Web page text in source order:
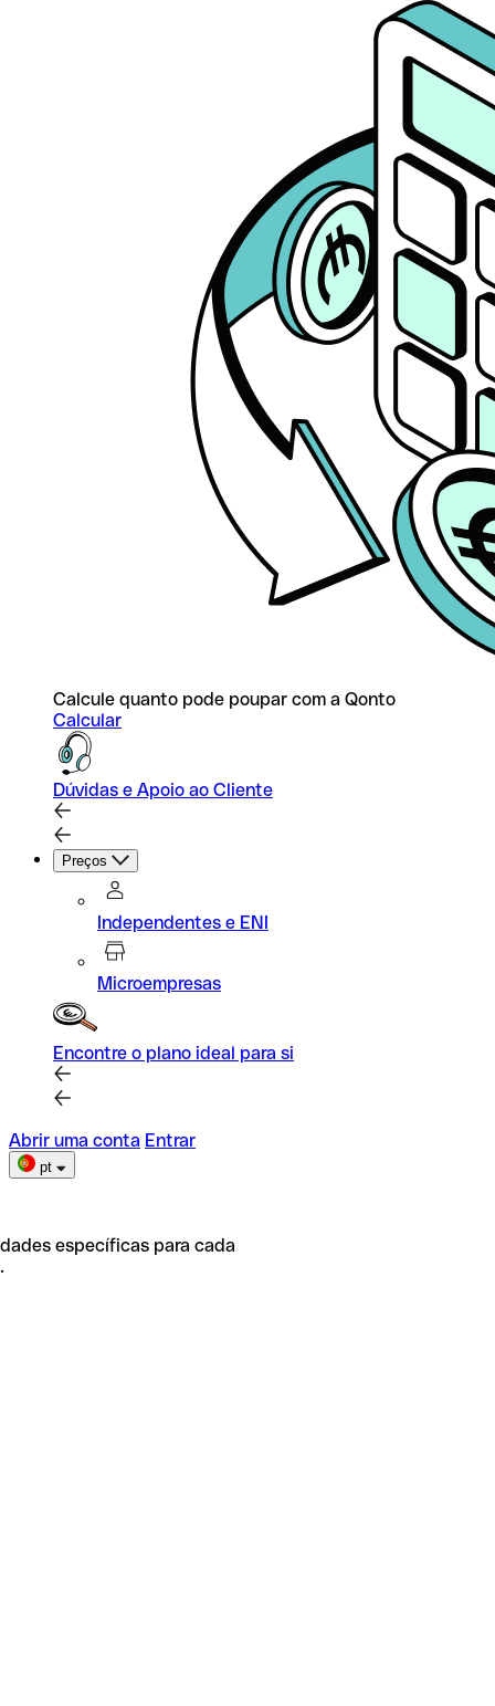
Calcule quanto pode poupar com a Qonto
Calcular
Dúvidas e Apoio ao Cliente
Preços
Independentes e ENI
Microempresas
Encontre o plano ideal para si
Abrir uma conta Entrar
pt
específicas para cada